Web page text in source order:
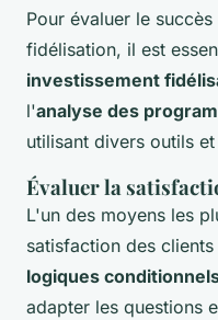
Pour évaluer le
fidélisation, il est
investissement
l'analyse des
utilisant divers outils
Évaluer la
L'un des moyens les
satisfaction des
logiques
adapter les questions